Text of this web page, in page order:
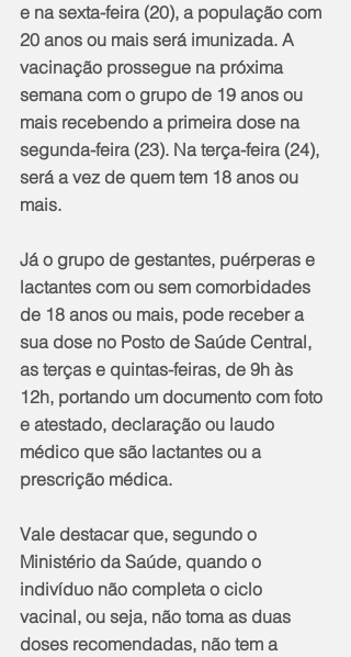
e na sexta-feira (20), a população com
20 anos ou mais será imunizada. A
vacinação prossegue na próxima
semana com o grupo de 19 anos ou
mais recebendo a primeira dose na
segunda-feira (23). Na terça-feira (24),
será a vez de quem tem 18 anos ou
mais.
Já o grupo de gestantes, puérperas e
lactantes com ou sem comorbidades
de 18 anos ou mais, pode receber a
sua dose no Posto de Saúde Central,
as terças e quintas-feiras, de 9h às
12h, portando um documento com foto
e atestado, declaração ou laudo
médico que são lactantes ou a
prescrição médica.
Vale destacar que, segundo o
Ministério da Saúde, quando o
indivíduo não completa o ciclo
vacinal, ou seja, não toma as duas
doses recomendadas, não tem a